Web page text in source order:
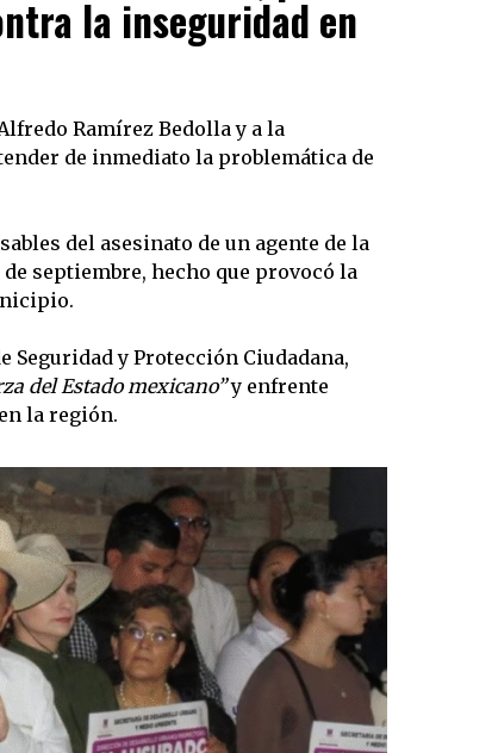
la inseguridad en
Ramírez Bedolla y a la
de inmediato la problemática de
del asesinato de un agente de la
septiembre, hecho que provocó la
y Protección Ciudadana,
del Estado mexicano”y enfrente
la región.